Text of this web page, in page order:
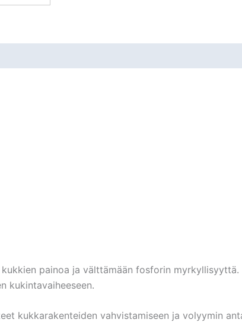
painoa ja välttämään fosforin
kukintavaiheeseen.
kukkarakenteiden vahvistamiseen ja volyymin